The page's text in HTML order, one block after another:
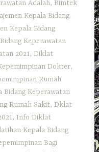
Adalah, Bimtek
Kepala Bidang
Kepala Bidang
Keperawatan
2021,Diklat
Dokter,
Rumah
Bidang Keperawatan
Rumah Sakit,Dklat
, Info Diklat
Kepala Bidang
Bagi